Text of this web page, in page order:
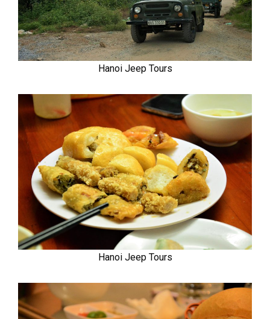
Hanoi Jeep Tours
Hanoi Jeep Tours